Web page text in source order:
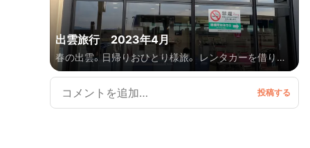
出雲旅行 2023年4月
春の出雲。日帰りおひとり様旅。 レンタカーを借りて、
出雲大社近辺を散策。